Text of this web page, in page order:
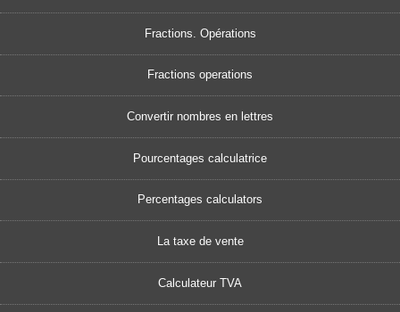
Fractions. Opérations
Fractions operations
Convertir nombres en lettres
Pourcentages calculatrice
Percentages calculators
La taxe de vente
Calculateur TVA